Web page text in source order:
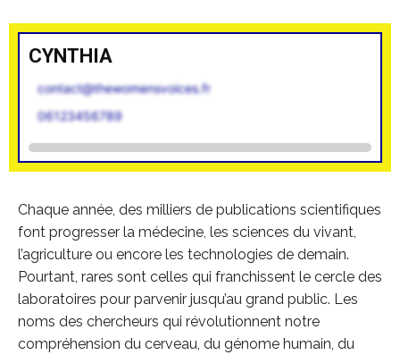
CYNTHIA
contact@thewomensvoices.fr
06123456789
Chaque année, des milliers de publications scientifiques
font progresser la médecine, les sciences du vivant,
l’agriculture ou encore les technologies de demain.
Pourtant, rares sont celles qui franchissent le cercle des
laboratoires pour parvenir jusqu’au grand public. Les
noms des chercheurs qui révolutionnent notre
compréhension du cerveau, du génome humain, du